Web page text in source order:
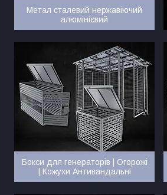
Метал сталевий нержавіючий
алюмінієвий
Бокси для генераторів | Огорожі
| Кожухи Антивандальні